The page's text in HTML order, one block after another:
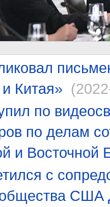
Китая»
по
по делам
и Восточной
с
общества